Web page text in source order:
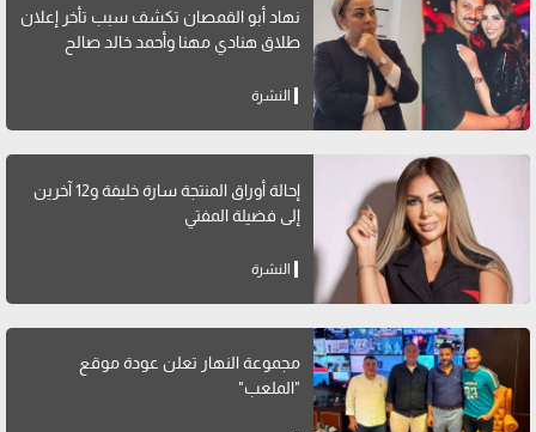
نهاد أبو القمصان تكشف سبب تأخر إعلان
طلاق هنادي مهنا وأحمد خالد صالح
النشرة
إحالة أوراق المنتجة سارة خليفة و12 آخرين
إلى فضيلة المفتي
النشرة
مجموعة النهار تعلن عودة موقع
"الملعب"